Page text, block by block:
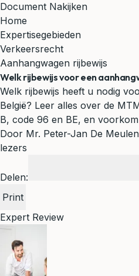
Document Nakijken
Home
Expertisegebieden
Verkeersrecht
Aanhangwagen rijbewijs
Welk rijbewijs voor een
Welk rijbewijs heeft u nodig
België? Leer alles over de
B, code 96 en BE, en
Door Mr. Peter-Jan De
lezers
Delen:
Print
Expert Review